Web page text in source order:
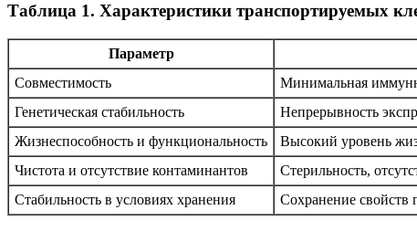
Таблица 1. Характеристики транспортируемых
Параметр
Совместимость
Минимальная
Генетическая стабильность
Непрерывность
Жизнеспособность и функциональность
Высокий уровень
Чистота и отсутствие контаминантов
Стерильность,
Стабильность в условиях хранения
Сохранение